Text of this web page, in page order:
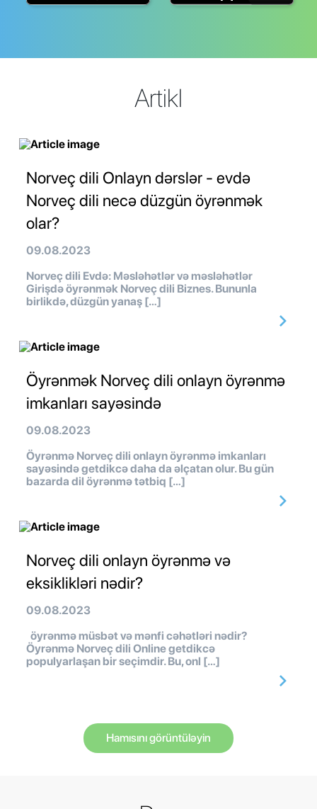
Artikl
Norveç dili Onlayn dərslər - evdə
Norveç dili necə düzgün öyrənmək
olar?
09.08.2023
Norveç dili Evdə: Məsləhətlər və məsləhətlər
Girişdə öyrənmək Norveç dili Biznes. Bununla
birlikdə, düzgün yanaş […]
Öyrənmək Norveç dili onlayn öyrənmə
imkanları sayəsində
09.08.2023
Öyrənmə Norveç dili onlayn öyrənmə imkanları
sayəsində getdikcə daha da əlçatan olur. Bu gün
bazarda dil öyrənmə tətbiq […]
Norveç dili onlayn öyrənmə və
eksiklikləri nədir?
09.08.2023
öyrənmə müsbət və mənfi cəhətləri nədir?
Öyrənmə Norveç dili Online getdikcə
populyarlaşan bir seçimdir. Bu, onl […]
Hamısını görüntüləyin